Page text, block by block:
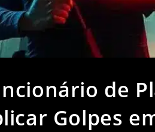
de
Golpes